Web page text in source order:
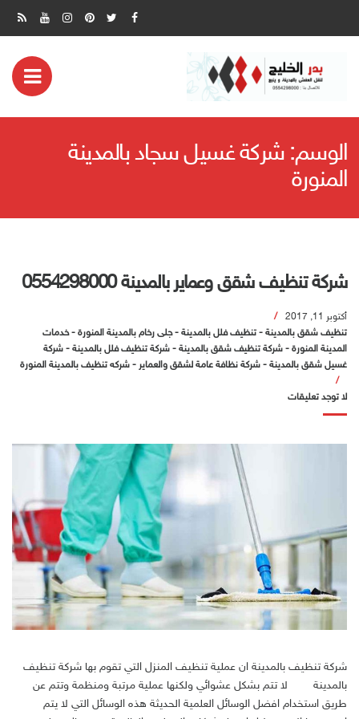
الوسم:شركة غسيل سجاد بالمدينة
المنورة
شركة تنظيف شقق وعماير بالمدينة 0554298000
أكتوبر 11, 2017
تنظيف شقق بالمدينة - تنظيف فلل بالمدينة -جلى رخام بالمدينة المنورة -خدمات
المدينة المنورة - شركة تنظيف شقق بالمدينة - شركة تنظيف فلل بالمدينة - شركة
غسيل شقق بالمدينة - شركة نظافة عامة لشقق والعماير - شركه تنظيف بالمدينة المنورة
لا توجد تعليقات
شركة تنظيف بالمدينة ان عملية تنظيف المنزل التي تقوم بها شركة تنظيف
بالمدينة لا تتم بشكل عشوائي ولكنها عملية مرتبة ومنظمة وتتم عن
طريق استخدام افضل الوسائل العلمية الحديثة هذه الوسائل التي لا يتم